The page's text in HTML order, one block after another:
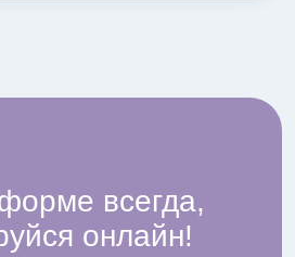
Nutrition и FPA,
Specialist, NASM,
всегда,
онлайн!